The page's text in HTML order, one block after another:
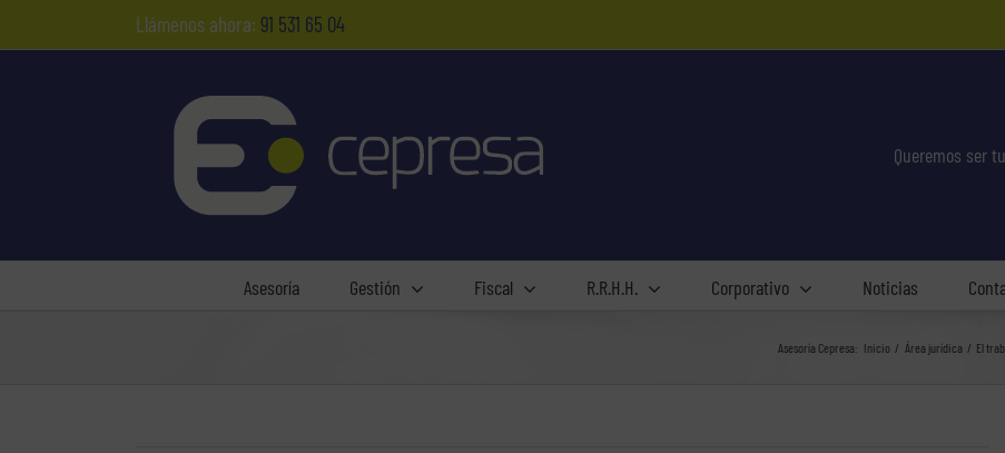
Llámenos ahora: 91 531 65 04
Queremos ser
Asesoría Gestión Fiscal R.R.H.H. Corporativo Noticias
Asesoría Cepresa: Inicio Área jurídica El